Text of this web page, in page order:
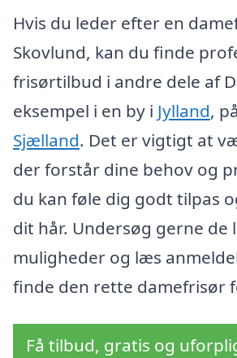
Hvis du leder efter en
Skovlund, kan du finde
frisørtilbud i andre dele af
eksempel i en by i Jylland, på
Sjælland. Det er vigtigt at
der forstår dine behov og
du kan føle dig godt tilpas
dit hår. Undersøg gerne de
muligheder og læs
finde den rette damefrisør
Få tilbud, gratis og